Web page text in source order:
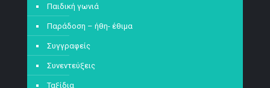
Παιδική γωνιά
Παράδοση – ήθη- έθιμα
Συγγραφείς
Συνεντεύξεις
Ταξίδια